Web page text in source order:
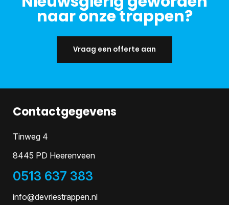
naar onze trappen?
Vraag een offerte aan
Contactgegevens
Tinweg 4
8445 PD Heerenveen
0513 637 383
info@devriestrappen.nl